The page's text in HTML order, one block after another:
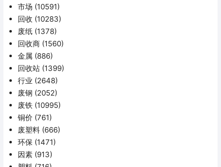
市场 (10591)
回收 (10283)
废纸 (1378)
回收商 (1560)
金属 (886)
回收站 (1399)
行业 (2648)
废钢 (2052)
废铁 (10995)
铜价 (761)
废塑料 (666)
环保 (1471)
因素 (913)